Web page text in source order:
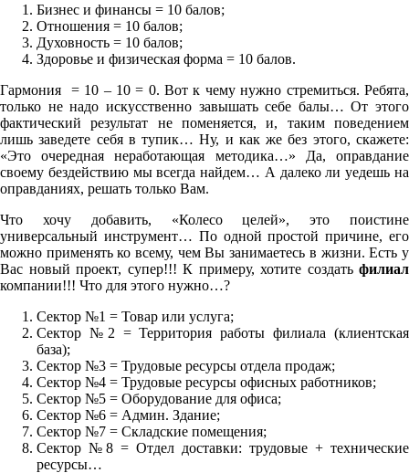
Бизнес и финансы = 10 балов;
Отношения = 10 балов;
Духовность = 10 балов;
Здоровье и физическая форма = 10 балов.
Гармония = 10 – 10 = 0. Вот к чему нужно стремиться. Ребята,
только не надо искусственно завышать себе балы… От этого
фактический результат не поменяется, и, таким поведением
лишь заведете себя в тупик… Ну, и как же без этого, скажете:
«Это очередная неработающая методика…» Да, оправдание
своему бездействию мы всегда найдем… А далеко ли уедешь на
оправданиях, решать только Вам.
Что хочу добавить, «Колесо целей», это поистине
универсальный инструмент… По одной простой причине, его
можно применять ко всему, чем Вы занимаетесь в жизни. Есть у
Вас новый проект, супер!!! К примеру, хотите создать филиал
компании!!! Что для этого нужно…?
Сектор №1 = Товар или услуга;
Сектор №2 = Территория работы филиала (клиентская
база);
Сектор №3 = Трудовые ресурсы отдела продаж;
Сектор №4 = Трудовые ресурсы офисных работников;
Сектор №5 = Оборудование для офиса;
Сектор №6 = Админ. Здание;
Сектор №7 = Складские помещения;
Сектор №8 = Отдел доставки: трудовые + технические
ресурсы…